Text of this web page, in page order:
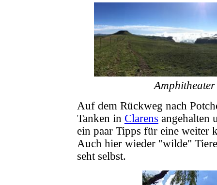
Auf dem Rückweg nach
Tanken in Clarens angehalten
ein paar Tipps für eine weiter
Auch hier wieder "wilde"
seht selbst.